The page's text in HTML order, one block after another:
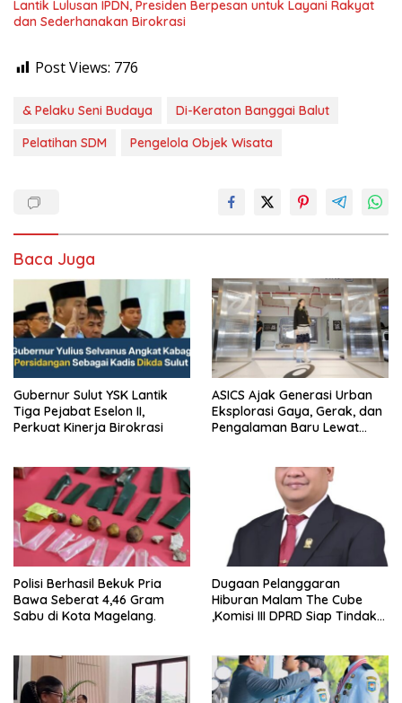
Lantik Lulusan IPDN, Presiden Berpesan untuk Layani Rakyat
dan Sederhanakan Birokrasi
Post Views: 776
& Pelaku Seni Budaya
Di-Keraton Banggai Balut
Pelatihan SDM
Pengelola Objek Wisata
Baca Juga
Gubernur Sulut YSK Lantik
Tiga Pejabat Eselon II,
Perkuat Kinerja Birokrasi
ASICS Ajak Generasi Urban
Eksplorasi Gaya, Gerak, dan
Pengalaman Baru Lewat
Polisi Berhasil Bekuk Pria
Bawa Seberat 4,46 Gram
Sabu di Kota Magelang.
Dugaan Pelanggaran
Hiburan Malam The Cube
,Komisi III DPRD Siap Tindak